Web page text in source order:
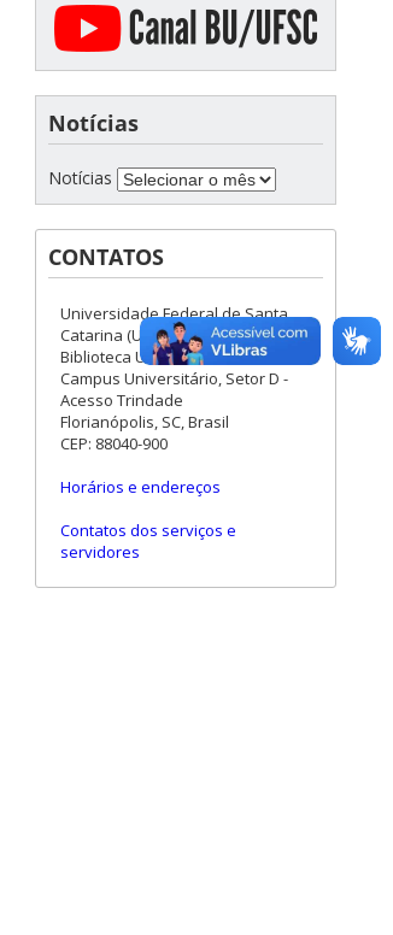
Notícias
Notícias
CONTATOS
Universidade Federal de Santa
Catarina (UFSC)
Biblioteca Universitária (BU)
Campus Universitário, Setor D -
Acesso Trindade
Florianópolis, SC, Brasil
CEP: 88040-900
Horários e endereços
Contatos dos serviços e
servidores